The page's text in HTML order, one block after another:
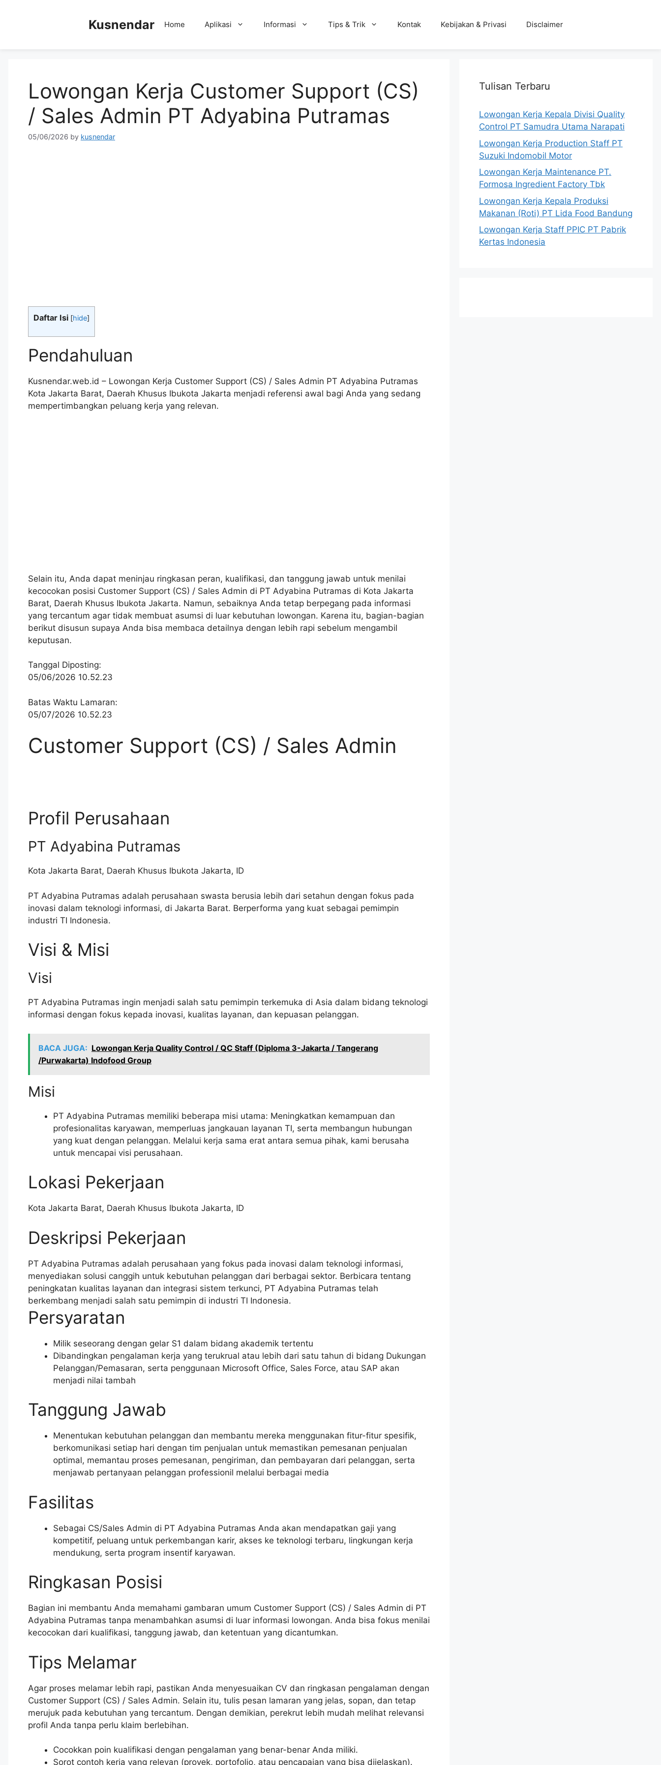
Kusnendar Home Aplikasi Informasi Tips & Trik Kontak Kebijakan & Privasi Disclaimer
Lowongan Kerja Customer Support (CS)
/ Sales Admin PT Adyabina Putramas
05/06/2026 by kusnendar
Daftar Isi [hide]
Pendahuluan
Kusnendar.web.id – Lowongan Kerja Customer Support (CS) / Sales Admin PT Adyabina Putramas
Kota Jakarta Barat, Daerah Khusus Ibukota Jakarta menjadi referensi awal bagi Anda yang sedang
mempertimbangkan peluang kerja yang relevan.
Selain itu, Anda dapat meninjau ringkasan peran, kualifikasi, dan tanggung jawab untuk menilai
kecocokan posisi Customer Support (CS) / Sales Admin di PT Adyabina Putramas di Kota Jakarta
Barat, Daerah Khusus Ibukota Jakarta. Namun, sebaiknya Anda tetap berpegang pada informasi
yang tercantum agar tidak membuat asumsi di luar kebutuhan lowongan. Karena itu, bagian-bagian
berikut disusun supaya Anda bisa membaca detailnya dengan lebih rapi sebelum mengambil
keputusan.
Tanggal Diposting:
05/06/2026 10.52.23
Batas Waktu Lamaran:
05/07/2026 10.52.23
Customer Support (CS) / Sales Admin
Profil Perusahaan
PT Adyabina Putramas
Kota Jakarta Barat, Daerah Khusus Ibukota Jakarta, ID
PT Adyabina Putramas adalah perusahaan swasta berusia lebih dari setahun dengan fokus pada
inovasi dalam teknologi informasi, di Jakarta Barat. Berperforma yang kuat sebagai pemimpin
industri TI Indonesia.
Visi & Misi
Visi
PT Adyabina Putramas ingin menjadi salah satu pemimpin terkemuka di Asia dalam bidang teknologi
informasi dengan fokus kepada inovasi, kualitas layanan, dan kepuasan pelanggan.
BACA JUGA: Lowongan Kerja Quality Control / QC Staff (Diploma 3-Jakarta / Tangerang
/Purwakarta) Indofood Group
Misi
PT Adyabina Putramas memiliki beberapa misi utama: Meningkatkan kemampuan dan
profesionalitas karyawan, memperluas jangkauan layanan TI, serta membangun hubungan
yang kuat dengan pelanggan. Melalui kerja sama erat antara semua pihak, kami berusaha
untuk mencapai visi perusahaan.
Lokasi Pekerjaan
Kota Jakarta Barat, Daerah Khusus Ibukota Jakarta, ID
Deskripsi Pekerjaan
PT Adyabina Putramas adalah perusahaan yang fokus pada inovasi dalam teknologi informasi,
menyediakan solusi canggih untuk kebutuhan pelanggan dari berbagai sektor. Berbicara tentang
peningkatan kualitas layanan dan integrasi sistem terkunci, PT Adyabina Putramas telah
berkembang menjadi salah satu pemimpin di industri TI Indonesia.
Persyaratan
Milik seseorang dengan gelar S1 dalam bidang akademik tertentu
Dibandingkan pengalaman kerja yang terukrual atau lebih dari satu tahun di bidang Dukungan
Pelanggan/Pemasaran, serta penggunaan Microsoft Office, Sales Force, atau SAP akan
menjadi nilai tambah
Tanggung Jawab
Menentukan kebutuhan pelanggan dan membantu mereka menggunakan fitur-fitur spesifik,
berkomunikasi setiap hari dengan tim penjualan untuk memastikan pemesanan penjualan
optimal, memantau proses pemesanan, pengiriman, dan pembayaran dari pelanggan, serta
menjawab pertanyaan pelanggan professionil melalui berbagai media
Fasilitas
Sebagai CS/Sales Admin di PT Adyabina Putramas Anda akan mendapatkan gaji yang
kompetitif, peluang untuk perkembangan karir, akses ke teknologi terbaru, lingkungan kerja
mendukung, serta program insentif karyawan.
Ringkasan Posisi
Bagian ini membantu Anda memahami gambaran umum Customer Support (CS) / Sales Admin di PT
Adyabina Putramas tanpa menambahkan asumsi di luar informasi lowongan. Anda bisa fokus menilai
kecocokan dari kualifikasi, tanggung jawab, dan ketentuan yang dicantumkan.
Tips Melamar
Agar proses melamar lebih rapi, pastikan Anda menyesuaikan CV dan ringkasan pengalaman dengan
Customer Support (CS) / Sales Admin. Selain itu, tulis pesan lamaran yang jelas, sopan, dan tetap
merujuk pada kebutuhan yang tercantum. Dengan demikian, perekrut lebih mudah melihat relevansi
profil Anda tanpa perlu klaim berlebihan.
Cocokkan poin kualifikasi dengan pengalaman yang benar-benar Anda miliki.
Sorot contoh kerja yang relevan (proyek, portofolio, atau pencapaian yang bisa dijelaskan).
Tulisan Terbaru
Lowongan Kerja Kepala Divisi Quality
Control PT Samudra Utama Narapati
Lowongan Kerja Production Staff PT
Suzuki Indomobil Motor
Lowongan Kerja Maintenance PT.
Formosa Ingredient Factory Tbk
Lowongan Kerja Kepala Produksi
Makanan (Roti) PT Lida Food Bandung
Lowongan Kerja Staff PPIC PT Pabrik
Kertas Indonesia